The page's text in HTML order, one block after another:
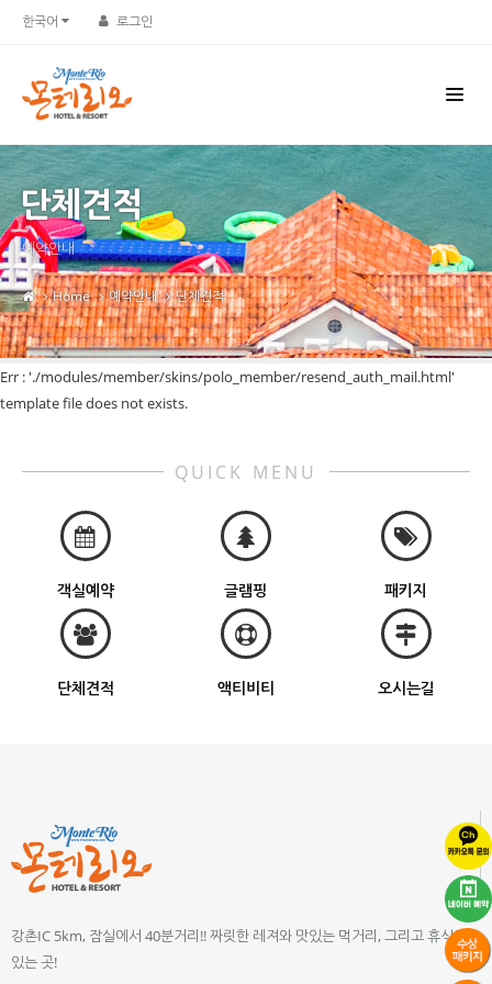
한국어 로그인
단체견적
예약안내
Home 예약안내 단체견적
Err : './modules/member/skins/polo_member/resend_auth_mail.html'
template file does not exists.
QUICK MENU
객실예약 글램핑 패키지
단체견적 액티비티 오시는길
강촌IC 5km, 잠실에서 40분거리!! 짜릿한 레져와 맛있는 먹거리, 그리고 휴식이
있는 곳!